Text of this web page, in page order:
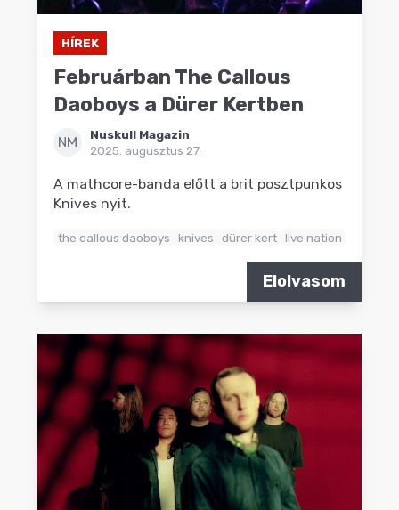
HÍREK
Februárban The Callous
Daoboys a Dürer Kertben
NM
Nuskull Magazin
2025. augusztus 27.
A mathcore-banda előtt a brit posztpunkos
Knives nyit.
the callous daoboys knives dürer kert live nation
Elolvasom